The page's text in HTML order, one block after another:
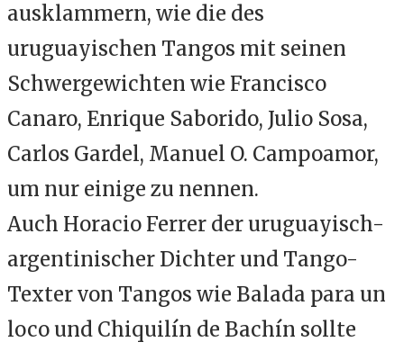
ausklammern, wie die des
uruguayischen Tangos mit seinen
Schwergewichten wie Francisco
Canaro, Enrique Saborido, Julio Sosa,
Carlos Gardel, Manuel O. Campoamor,
um nur einige zu nennen.
Auch Horacio Ferrer der uruguayisch-
argentinischer Dichter und Tango-
Texter von Tangos wie Balada para un
loco und Chiquilín de Bachín sollte